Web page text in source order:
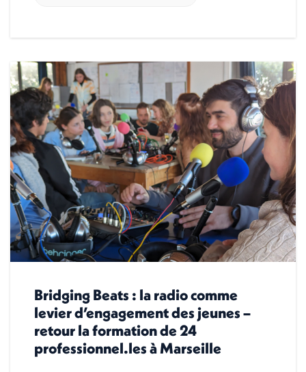
Bridging Beats : la radio comme
levier d’engagement des jeunes –
retour la formation de 24
professionnel.les à Marseille